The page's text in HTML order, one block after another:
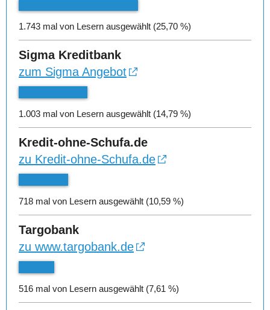
1.743 mal von Lesern ausgewählt (25,70 %)
Sigma Kreditbank
zum Sigma Angebot
1.003 mal von Lesern ausgewählt (14,79 %)
Kredit-ohne-Schufa.de
zu Kredit-ohne-Schufa.de
718 mal von Lesern ausgewählt (10,59 %)
Targobank
zu www.targobank.de
516 mal von Lesern ausgewählt (7,61 %)